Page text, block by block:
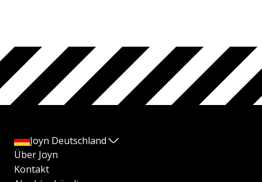
Joyn Deutschland
Über Joyn
Kontakt